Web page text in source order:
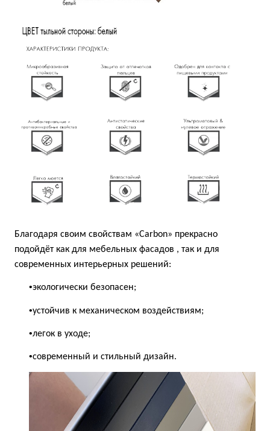
Благодаря своим свойствам «Carbon» прекрасно
подойдёт как для мебельных фасадов , так и для
современных интерьерных решений:
•экологически безопасен;
•устойчив к механическом воздействиям;
•легок в уходе;
•современный и стильный дизайн.